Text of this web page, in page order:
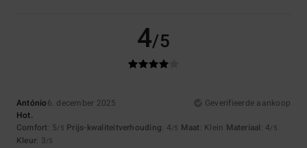
4/5
António6. december 2025
Geverifieerde aankoop
Hot.
Comfort: 5/5 Prijs-kwaliteitverhouding: 4/5 Maat: Klein Materiaal: 4/5
Kleur: 3/5